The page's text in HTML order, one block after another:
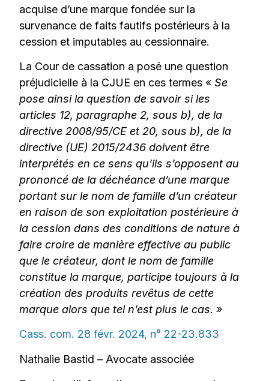
acquise d’une marque fondée sur la
survenance de faits fautifs postérieurs à la
cession et imputables au cessionnaire.
La Cour de cassation a posé une question
préjudicielle à la CJUE en ces termes «Se
pose ainsi la question de savoir si les
articles 12, paragraphe 2, sous b), de la
directive 2008/95/CE et 20, sous b), de la
directive (UE) 2015/2436 doivent être
interprétés en ce sens qu’ils s’opposent au
prononcé de la déchéance d’une marque
portant sur le nom de famille d’un créateur
en raison de son exploitation postérieure à
la cession dans des conditions de nature à
faire croire de manière effective au public
que le créateur, dont le nom de famille
constitue la marque, participe toujours à la
création des produits revêtus de cette
marque alors que tel n’est plus le cas. »
Cass. com. 28 févr. 2024, n° 22-23.833
Nathalie Bastid – Avocate associée